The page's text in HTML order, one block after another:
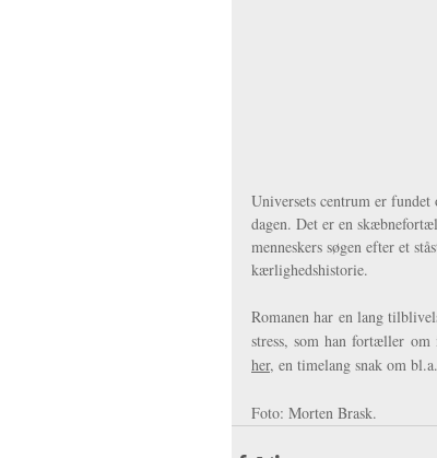
Universets centrum er
dagen. Det er en
menneskers søgen efter et
kærlighedshistorie.
Romanen har en lang
her, en timelang snak om
Foto: Morten Brask.